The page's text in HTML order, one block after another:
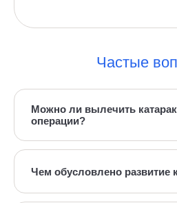
Частые
Можно ли вылечить
операции?
Нет, лекарств для
хрусталика не существует.
Чем обусловлено развитие